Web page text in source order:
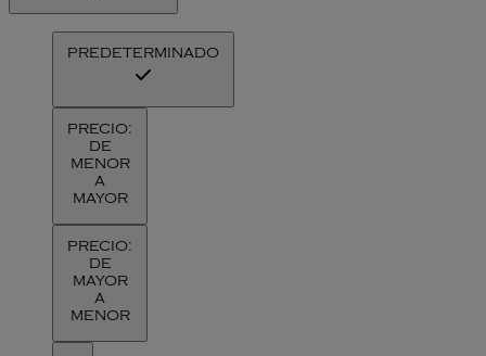
PREDETERMINADO
PRECIO:
DE
MENOR
A
MAYOR
PRECIO:
DE
MAYOR
A
MENOR